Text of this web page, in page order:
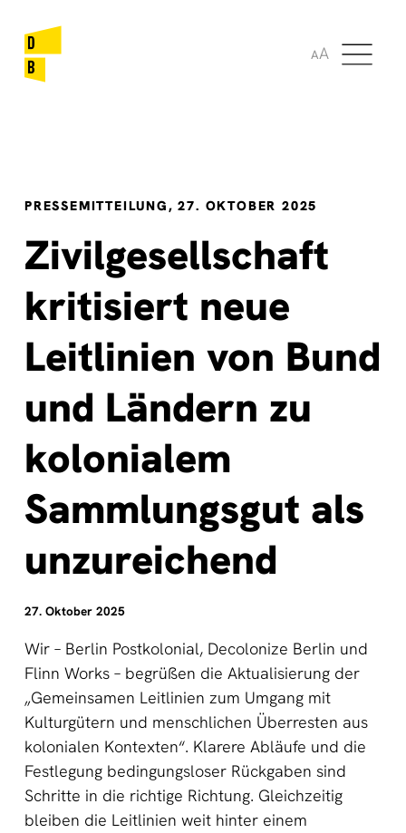
AA
PRESSEMITTEILUNG, 27. OKTOBER 2025
Zivilgesellschaft
kritisiert neue
Leitlinien von Bund
und Ländern zu
kolonialem
Sammlungsgut als
unzureichend
27. Oktober 2025
Wir – Berlin Postkolonial, Decolonize Berlin und
Flinn Works – begrüßen die Aktualisierung der
„Gemeinsamen Leitlinien zum Umgang mit
Kulturgütern und menschlichen Überresten aus
kolonialen Kontexten“. Klarere Abläufe und die
Festlegung bedingungsloser Rückgaben sind
Schritte in die richtige Richtung. Gleichzeitig
bleiben die Leitlinien weit hinter einem